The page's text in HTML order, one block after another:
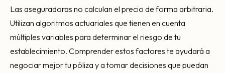
Las aseguradoras no calculan el precio de forma arbitraria.
Utilizan algoritmos actuariales que tienen en cuenta
múltiples variables para determinar el riesgo de tu
establecimiento. Comprender estos factores te ayudará a
negociar mejor tu póliza y a tomar decisiones que puedan